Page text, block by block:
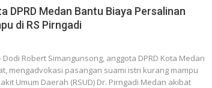
DPRD Medan Bantu Biaya Persalinan
di RS Pirngadi
Dodi Robert Simangunsong, anggota DPRD Kota Medan
mengadvokasi pasangan suami istri kurang mampu
Umum Daerah (RSUD) Dr. Pirngadi Medan akibat